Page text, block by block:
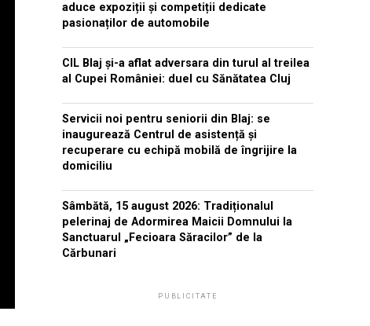
aduce expoziții și competiții dedicate
pasionaților de automobile
CIL Blaj și-a aflat adversara din turul al treilea
al Cupei României: duel cu Sănătatea Cluj
Servicii noi pentru seniorii din Blaj: se
inaugurează Centrul de asistență și
recuperare cu echipă mobilă de îngrijire la
domiciliu
Sâmbătă, 15 august 2026: Tradiționalul
pelerinaj de Adormirea Maicii Domnului la
Sanctuarul „Fecioara Săracilor” de la
Cărbunari
PUBLICITATE